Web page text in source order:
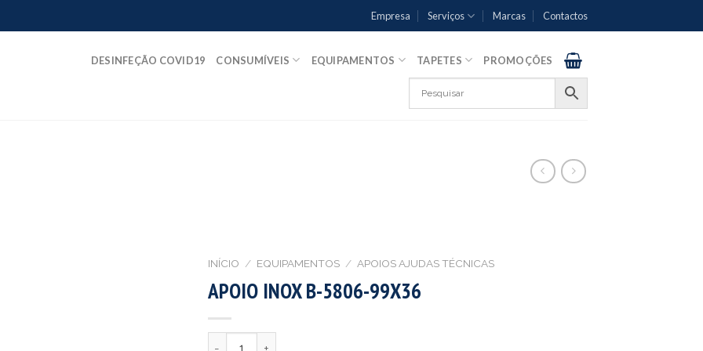
Empresa Serviços Marcas Contactos
DESINFEÇÃO COVID19 CONSUMÍVEIS EQUIPAMENTOS TAPETES PROMOÇÕES
INÍCIO / EQUIPAMENTOS / APOIOS AJUDAS TÉCNICAS
APOIO INOX B-5806-99X36